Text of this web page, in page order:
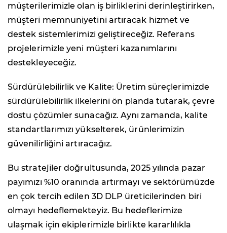
müşterilerimizle olan iş birliklerini derinleştirirken,
müşteri memnuniyetini artıracak hizmet ve
destek sistemlerimizi geliştireceğiz. Referans
projelerimizle yeni müşteri kazanımlarını
destekleyeceğiz.
Sürdürülebilirlik ve Kalite: Üretim süreçlerimizde
sürdürülebilirlik ilkelerini ön planda tutarak, çevre
dostu çözümler sunacağız. Aynı zamanda, kalite
standartlarımızı yükselterek, ürünlerimizin
güvenilirliğini artıracağız.
Bu stratejiler doğrultusunda, 2025 yılında pazar
payımızı %10 oranında artırmayı ve sektörümüzde
en çok tercih edilen 3D DLP üreticilerinden biri
olmayı hedeflemekteyiz. Bu hedeflerimize
ulaşmak için ekiplerimizle birlikte kararlılıkla